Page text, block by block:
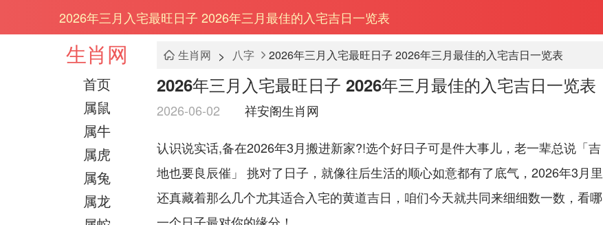
2026年三月入宅最旺日子 2026年三月最佳的入宅吉日一览表
生肖网
首页
属鼠
属牛
属虎
属兔
属龙
生肖网 > 八字 2026年三月入宅最旺日子 2026年三月最佳的入宅吉日一览表
2026年三月入宅最旺日子 2026年三月最佳的入宅吉日一览表
2026-06-02 祥安阁生肖网
认识说实话,备在2026年3月搬进新家?!选个好日子可是件大事儿，老一辈总说「吉
地也要良辰催」 挑对了日子，就像往后生活的顺心如意都有了底气，2026年3月里
还真藏着那么几个尤其适合入宅的黄道吉日，咱们今天就共同来细细数一数，看哪